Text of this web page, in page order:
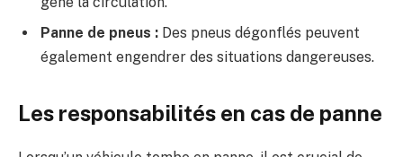
Panne de pneus : Des pneus dégonflés peuvent
également engendrer des situations dangereuses.
Les responsabilités en cas de panne